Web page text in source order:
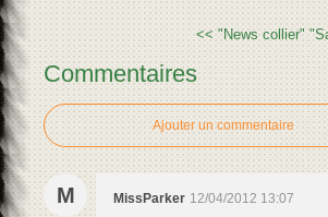
<< "News collier"
Commentaires
Ajouter un commentaire
M MissParker 12/04/2012 13:07